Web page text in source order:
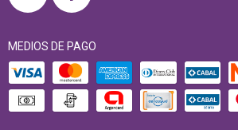
MEDIOS DE PAGO